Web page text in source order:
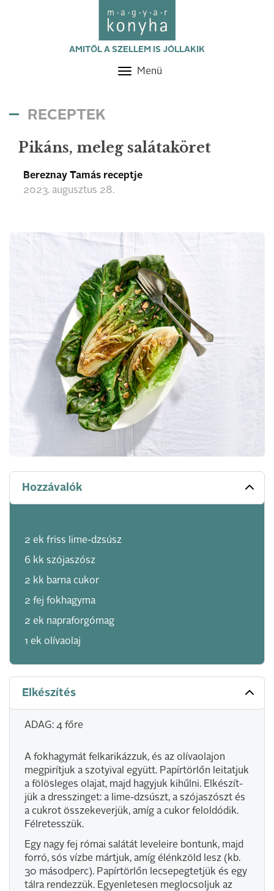
AMITŐL A SZELLEM IS JÓLLAKIK
Toggle
Menü
RECEPTEK
Pikáns, meleg salátaköret
Bereznay Tamás receptje
2023. augusztus 28.
Hozzávalók
2 ek friss lime-dzsúsz
6 kk szójaszósz
2 kk barna cukor
2 fej fokhagyma
2 ek napraforgómag
1 ek olívaolaj
Elkészítés
ADAG: 4 főre
A fokhagymát felkarikázzuk, és az olívaolajon
megpirítjuk a szotyival együtt. Papírtörlőn leitatjuk
a fölösleges olajat, majd hagyjuk kihűlni. Elkészít-
jük a dresszinget: a lime-dzsúszt, a szójaszószt és
a cukrot összekeverjük, amíg a cukor feloldódik.
Félretesszük.
Egy nagy fej római salátát leveleire bontunk, majd
forró, sós vízbe mártjuk, amíg élénkzöld lesz (kb.
30 másodperc). Papírtörlőn lecsepegtetjük és egy
tálra rendezzük. Egyenletesen meglocsoljuk az